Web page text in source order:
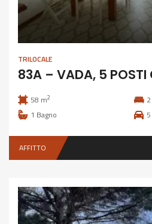
TRILOCALE
58 m2 2
1 Bagno 5
AFFITTO